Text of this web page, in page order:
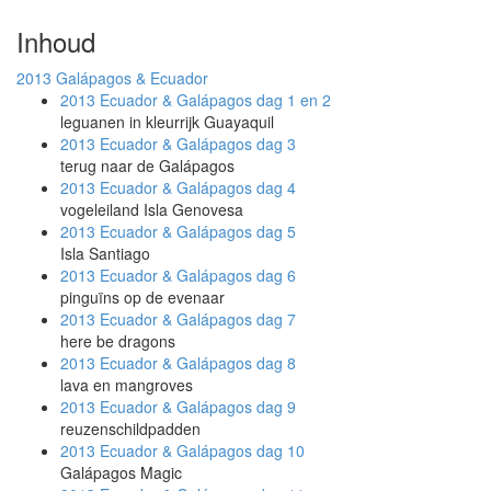
Inhoud
2013 Galápagos & Ecuador
2013 Ecuador & Galápagos dag 1 en 2
leguanen in kleurrijk Guayaquil
2013 Ecuador & Galápagos dag 3
terug naar de Galápagos
2013 Ecuador & Galápagos dag 4
vogeleiland Isla Genovesa
2013 Ecuador & Galápagos dag 5
Isla Santiago
2013 Ecuador & Galápagos dag 6
pinguïns op de evenaar
2013 Ecuador & Galápagos dag 7
here be dragons
2013 Ecuador & Galápagos dag 8
lava en mangroves
2013 Ecuador & Galápagos dag 9
reuzenschildpadden
2013 Ecuador & Galápagos dag 10
Galápagos Magic